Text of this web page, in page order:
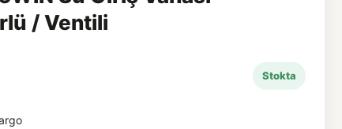
/ Ventili
Stokta